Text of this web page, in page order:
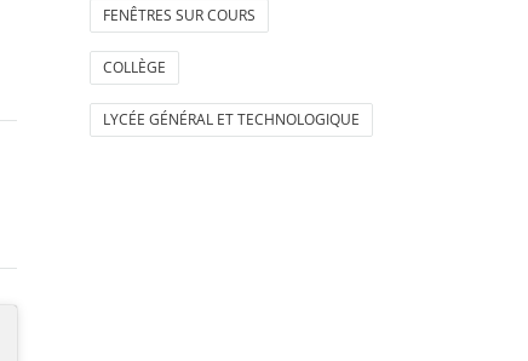
FENÊTRES SUR COURS
COLLÈGE
LYCÉE GÉNÉRAL ET TECHNOLOGIQUE